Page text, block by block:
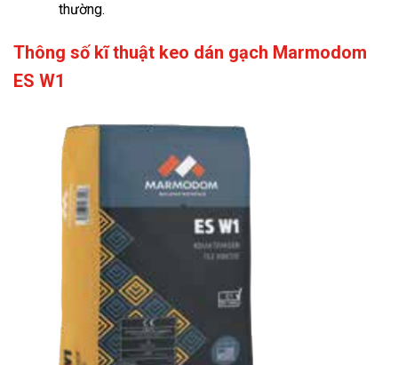
thường.
Thông số kĩ thuật keo dán gạch Marmodom
ES W1